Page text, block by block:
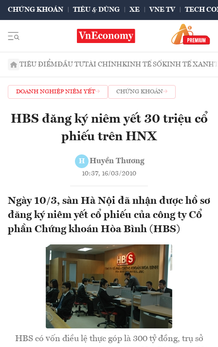
CHỨNG KHOÁN TIÊU & DÙNG XE VNE TV TECH
TIÊU ĐIỂMĐẦU TƯTÀI CHÍNHKINH TẾ SỐKINH TẾ XANH
DOANH NGHIỆP NIÊM YẾT CHỨNG KHOÁN
HBS đăng ký niêm yết 30 triệu cổ
phiếu trên HNX
H Huyền Thương
10:37, 16/03/2010
Ngày 10/3, sàn Hà Nội đã nhận được hồ sơ
đăng ký niêm yết cổ phiếu của công ty Cổ
phần Chứng khoán Hòa Bình (HBS)
HBS có vốn điều lệ thực góp là 300 tỷ đồng, trụ sở